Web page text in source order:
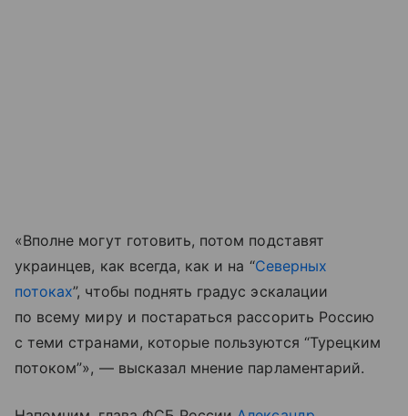
«Вполне могут готовить, потом подставят
украинцев, как всегда, как и на “Северных
потоках”, чтобы поднять градус эскалации
по всему миру и постараться рассорить Россию
с теми странами, которые пользуются “Турецким
потоком”», — высказал мнение парламентарий.